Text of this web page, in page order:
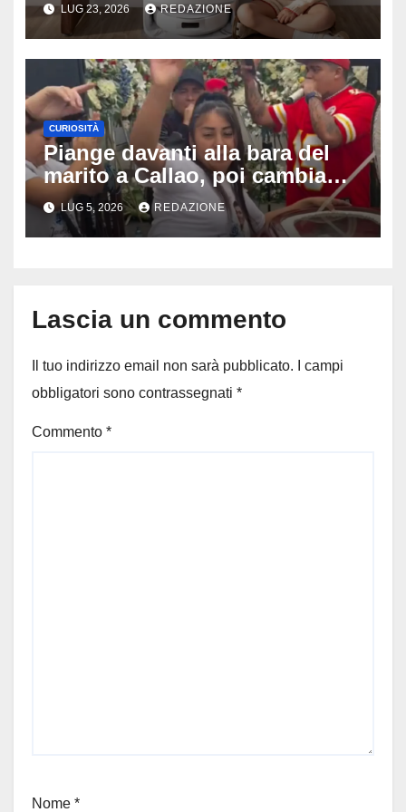
LUG 23, 2026 REDAZIONE
CURIOSITÀ
Piange davanti alla bara del
marito a Callao, poi cambia
tutto: il gesto della vedova al
funerale divide milioni di
persone
LUG 5, 2026 REDAZIONE
Lascia un commento
Il tuo indirizzo email non sarà pubblicato.
I campi
obbligatori sono contrassegnati *
Commento *
Nome *